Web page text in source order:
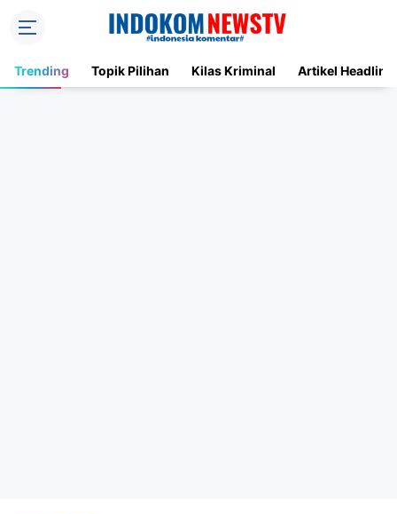
Trending Topik Pilihan Kilas Kriminal Artikel Headline